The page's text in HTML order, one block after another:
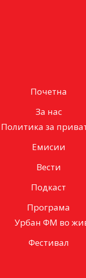
Почетна
За нас
Политика за
Емисии
Вести
Подкаст
Програма
Урбан ФМ во
Фестивал